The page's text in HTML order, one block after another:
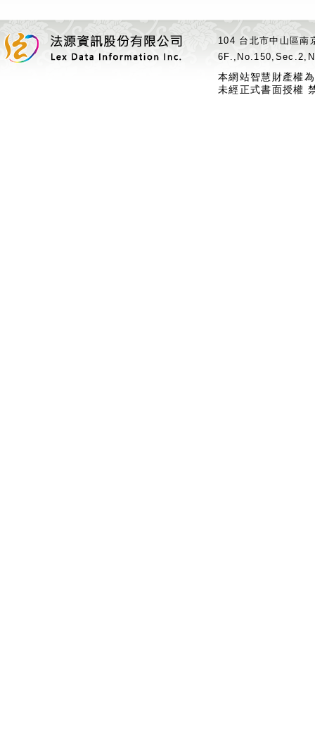
104 台北市中山區
本網站智慧財產權
未經正式書面授權